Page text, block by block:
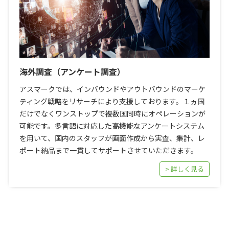
海外調査（アンケート調査）
アスマークでは、インバウンドやアウトバウンドのマーケ
ティング戦略をリサーチにより支援しております。１ヵ国
だけでなくワンストップで複数国同時にオペレーションが
可能です。多言語に対応した高機能なアンケートシステム
を用いて、国内のスタッフが画面作成から実査、集計、レ
ポート納品まで一貫してサポートさせていただきます。
> 詳しく見る